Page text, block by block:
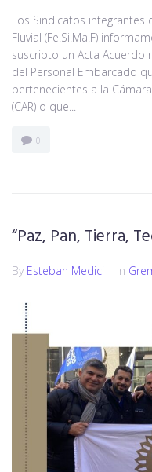
Los Sindicatos integrantes
Fluvial (Fe.Si.Ma.F)
suscripto un Acta Acuerdo
del Personal Embarcado
pertenecientes a la
(CAR) o que...
0
“Paz, Pan, Tierra,
By Esteban Medici In